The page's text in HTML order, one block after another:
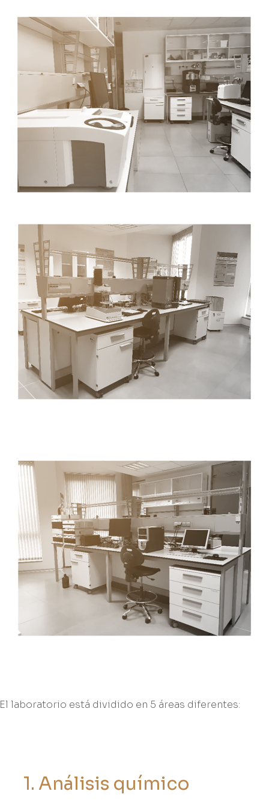
El laboratorio está dividido en 5 áreas diferentes:
1. Análisis químico